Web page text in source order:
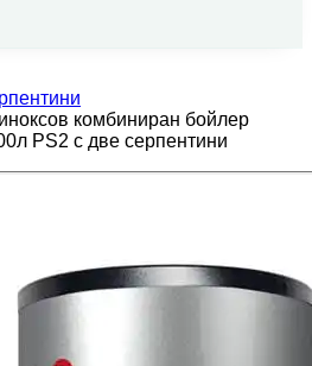
комбиниран бойлер
PS2 с две серпентини